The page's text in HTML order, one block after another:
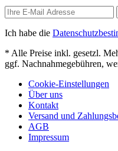
Ich habe die
* Alle Preise inkl. gesetzl.
ggf. Nachnahmegebühren,
Cookie-Einstellungen
Über uns
Kontakt
Versand und
AGB
Impressum